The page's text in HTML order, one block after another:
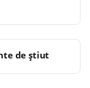
de știut